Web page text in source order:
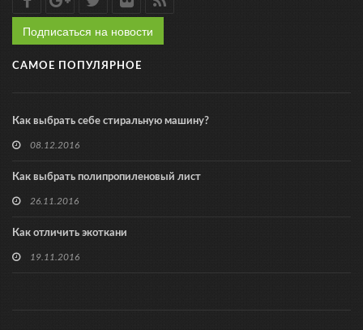
Подписаться на новости
САМОЕ ПОПУЛЯРНОЕ
Как выбрать себе стиральную машину?
08.12.2016
Как выбрать полипропиленовый лист
26.11.2016
Как отличить экоткани
19.11.2016